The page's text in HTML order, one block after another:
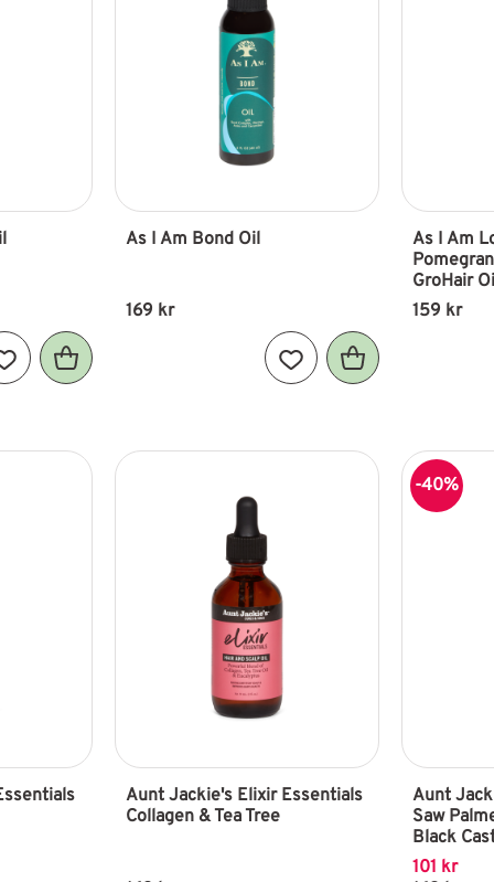
Lägg till i favoriter
As I Am Bond Oil
169 kr
Lägg till i favoriter
As I Am
GroHair
159 kr
Aunt Jackie's Elixir Essentials
Collagen & Tea Tree
Aunt
Saw
Black
101 kr
40%